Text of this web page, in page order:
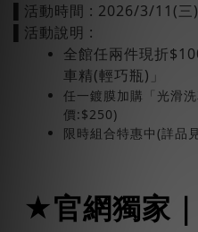
▌活動時間 : 2026/3/11(
▌活動說明 :
全館任兩件現折
車精(輕巧瓶)」
任一鍍膜加購「光滑
價:$250)
限時組合特惠中(詳品
★官網獨家